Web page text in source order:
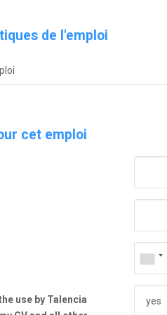
de l'emploi
cet emploi
use by Talencia